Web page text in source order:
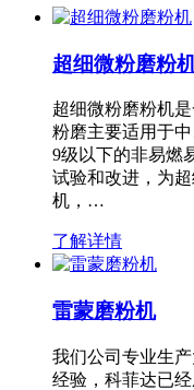
超细微粉磨粉
超细微粉磨粉机
粉磨主要适用于
9级以下的非易燃
试验和改进，为
机，…
了解详情
雷蒙磨粉机
我们公司专业生
经验，科菲达已